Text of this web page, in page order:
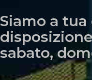
Siamo a
sabato,